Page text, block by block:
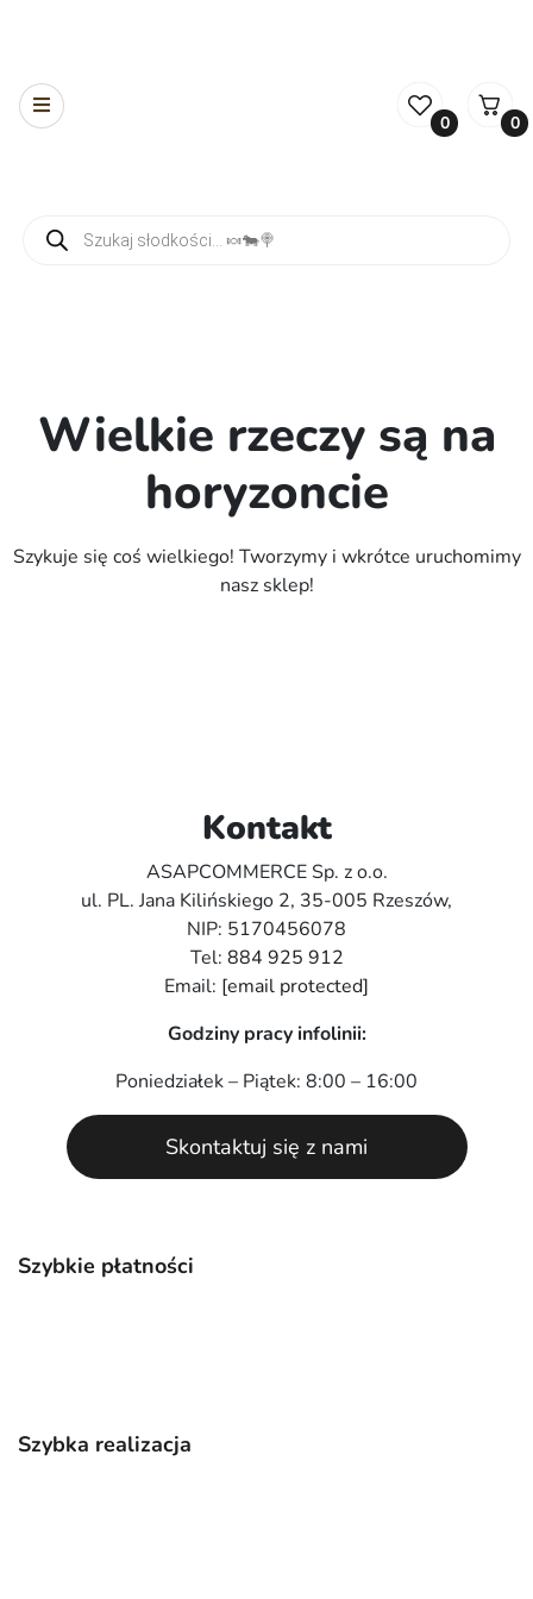
0 0
Wielkie rzeczy są na
horyzoncie
Szykuje się coś wielkiego! Tworzymy i wkrótce uruchomimy
nasz sklep!
Szybkie płatności
Szybka realizacja
Kontakt
ASAPCOMMERCE Sp. z o.o.
ul. PL. Jana Kilińskiego 2, 35-005 Rzeszów,
NIP: 5170456078
Tel: 884 925 912
Email: [email protected]
Godziny pracy infolinii:
Poniedziałek – Piątek: 8:00 – 16:00
Skontaktuj się z nami